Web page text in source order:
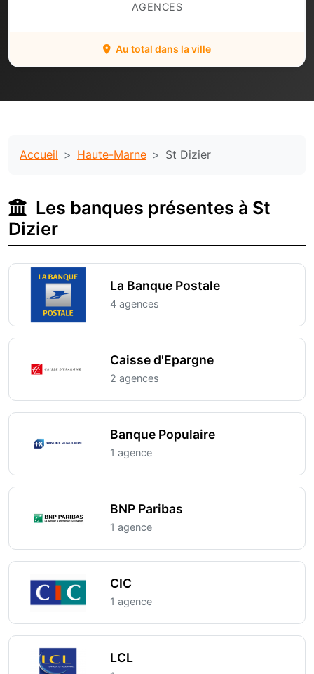
AGENCES
Au total dans la ville
Accueil Haute-Marne St Dizier
Les banques présentes à St
Dizier
La Banque Postale
4 agences
Caisse d'Epargne
2 agences
Banque Populaire
1 agence
BNP Paribas
1 agence
CIC
1 agence
LCL